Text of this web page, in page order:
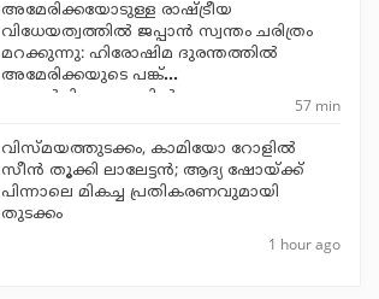
അമേരിക്കയോടുള്ള രാഷ്ട്രീയ
വിധേയത്വത്തില്‍ ജപ്പാന്‍ സ്വന്തം ചരിത്രം
മറക്കുന്നു: ഹിരോഷിമ ദുരന്തത്തില്‍
അമേരിക്കയുടെ പങ്ക്
പരാമര്‍ശിക്കാത്തതില്‍ റഷ്യ
57 min
വിസ്മയത്തുടക്കം, കാമിയോ റോളില്‍
സീന്‍ തൂക്കി ലാലേട്ടന്‍; ആദ്യ ഷോയ്ക്ക്
പിന്നാലെ മികച്ച പ്രതികരണവുമായി
തുടക്കം
1 hour ago